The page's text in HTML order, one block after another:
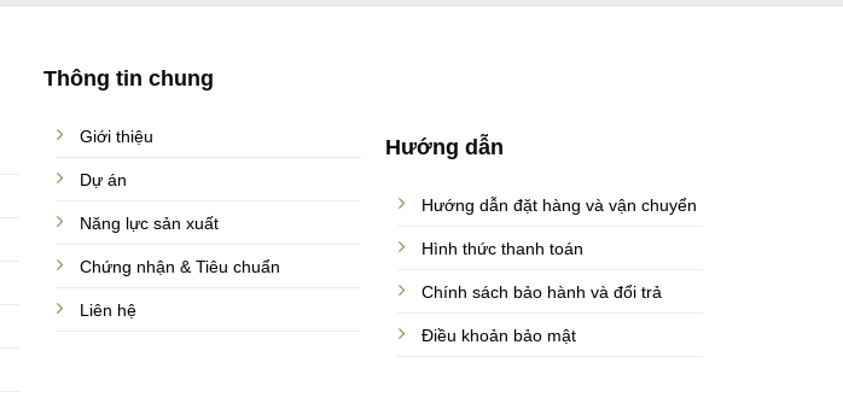
Thông tin chung
Giới thiệu
Dự án
Năng lực sản xuất
Chứng nhận & Tiêu chuẩn
Liên hệ
Hướng dẫn
Hướng dẫn đặt hàng và vận chuyển
Hình thức thanh toán
Chính sách bảo hành và đổi trả
Điều khoản bảo mật